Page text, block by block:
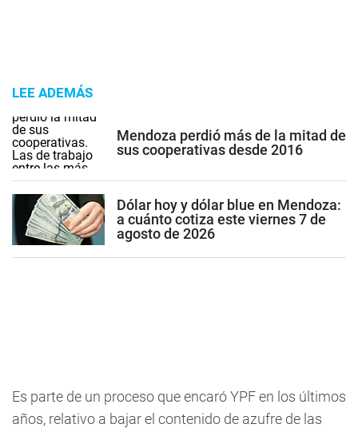
LEE ADEMÁS
Mendoza perdió más de la mitad de
sus cooperativas desde 2016
Dólar hoy y dólar blue en Mendoza:
a cuánto cotiza este viernes 7 de
agosto de 2026
Es parte de un proceso que encaró YPF en los últimos
años, relativo a bajar el contenido de azufre de las